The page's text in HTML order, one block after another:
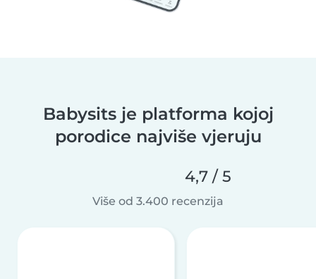
Babysits je platforma kojoj
porodice najviše vjeruju
4,7 / 5
Više od 3.400 recenzija